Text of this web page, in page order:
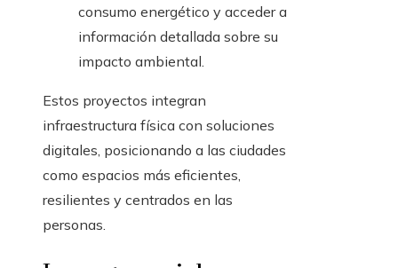
consumo energético y acceder a
información detallada sobre su
impacto ambiental.
Estos proyectos integran
infraestructura física con soluciones
digitales, posicionando a las ciudades
como espacios más eficientes,
resilientes y centrados en las
personas.